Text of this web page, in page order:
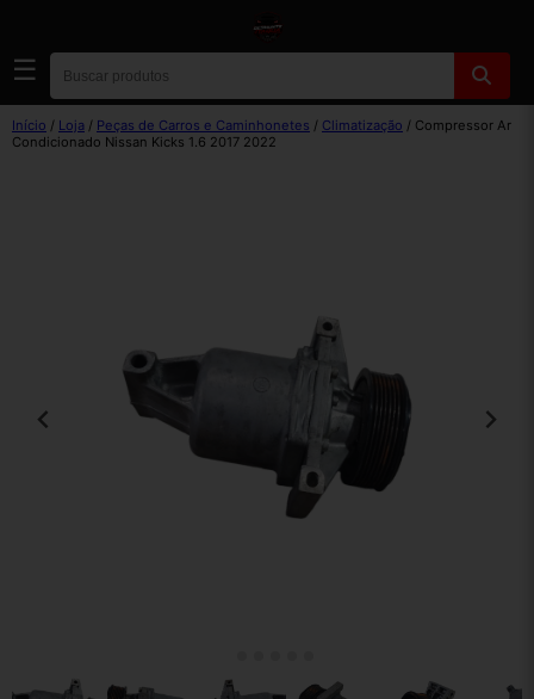
☰
Início / Loja / Peças de Carros e Caminhonetes / Climatização / Compressor Ar
Condicionado Nissan Kicks 1.6 2017 2022